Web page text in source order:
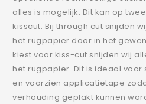
alles is mogelijk. Dit kan op
kisscut. Bij through cut snijden
het rugpapier door in het
kiest voor kiss-cut snijden wij
het rugpapier. Dit is ideaal voor
en voorzien applicatietape
verhouding geplakt kunnen